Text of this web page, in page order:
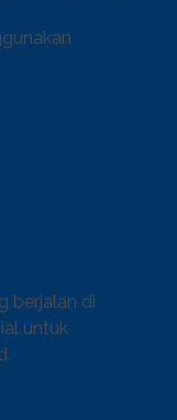
berjalan di
untuk